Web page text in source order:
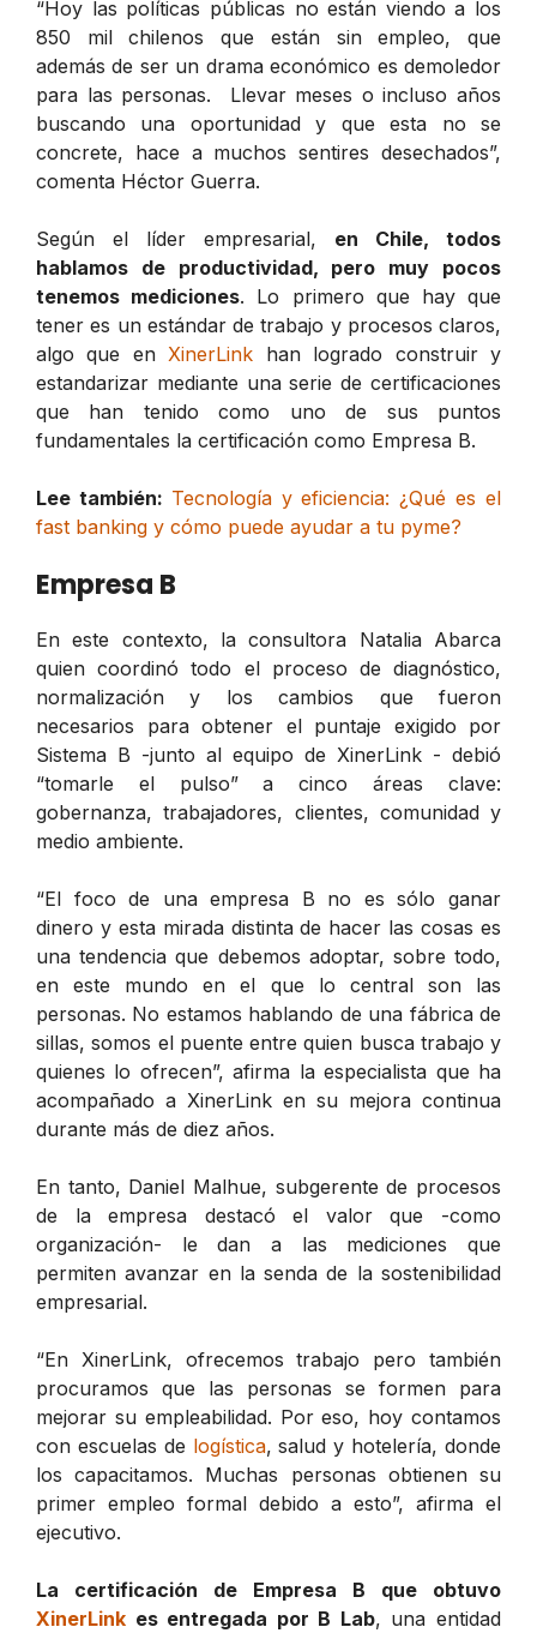
“Hoy las políticas públicas no están viendo a los
850 mil chilenos que están sin empleo, que
además de ser un drama económico es demoledor
para las personas. Llevar meses o incluso años
buscando una oportunidad y que esta no se
concrete, hace a muchos sentires desechados”,
comenta Héctor Guerra.
Según el líder empresarial, en Chile, todos
hablamos de productividad, pero muy pocos
tenemos mediciones. Lo primero que hay que
tener es un estándar de trabajo y procesos claros,
algo que en XinerLink han logrado construir y
estandarizar mediante una serie de certificaciones
que han tenido como uno de sus puntos
fundamentales la certificación como Empresa B.
Lee también: Tecnología y eficiencia: ¿Qué es el
fast banking y cómo puede ayudar a tu pyme?
Empresa B
En este contexto, la consultora Natalia Abarca
quien coordinó todo el proceso de diagnóstico,
normalización y los cambios que fueron
necesarios para obtener el puntaje exigido por
Sistema B -junto al equipo de XinerLink - debió
“tomarle el pulso” a cinco áreas clave:
gobernanza, trabajadores, clientes, comunidad y
medio ambiente.
“El foco de una empresa B no es sólo ganar
dinero y esta mirada distinta de hacer las cosas es
una tendencia que debemos adoptar, sobre todo,
en este mundo en el que lo central son las
personas. No estamos hablando de una fábrica de
sillas, somos el puente entre quien busca trabajo y
quienes lo ofrecen”, afirma la especialista que ha
acompañado a XinerLink en su mejora continua
durante más de diez años.
En tanto, Daniel Malhue, subgerente de procesos
de la empresa destacó el valor que -como
organización- le dan a las mediciones que
permiten avanzar en la senda de la sostenibilidad
empresarial.
“En XinerLink, ofrecemos trabajo pero también
procuramos que las personas se formen para
mejorar su empleabilidad. Por eso, hoy contamos
con escuelas de logística, salud y hotelería, donde
los capacitamos. Muchas personas obtienen su
primer empleo formal debido a esto”, afirma el
ejecutivo.
La certificación de Empresa B que obtuvo
XinerLink es entregada por B Lab, una entidad